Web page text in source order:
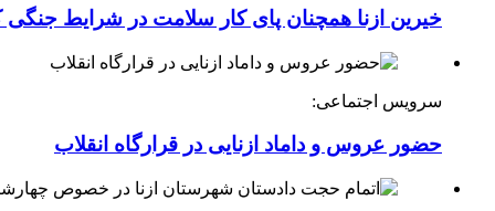
خیرین ازنا همچنان پای کار سلامت در شرایط
سرویس اجتماعی:
حضور عروس و داماد ازنایی در قرارگاه انقلاب